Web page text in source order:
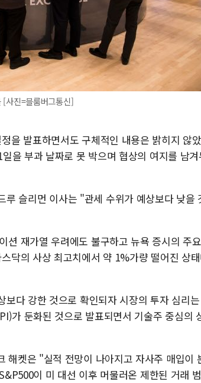
[사진=블룸버그통신]
을 발표하면서도 구체적인 내용은 밝히지 않
을 부과 날짜로 못 박으며 협상의 여지를 남
루 슬리먼 이사는 "관세 수위가 예상보다 낮을
션 재가열 우려에도 불구하고 뉴욕 증시의 주
닥의 사상 최고치에서 약 1%가량 떨어진 상
다 강한 것으로 확인되자 시장의 투자 심리
가 둔화된 것으로 발표되면서 기술주 중심의
해켓은 "실적 전망이 나아지고 자사주 매입이
이 미 대선 이후 머물러온 제한된 거래